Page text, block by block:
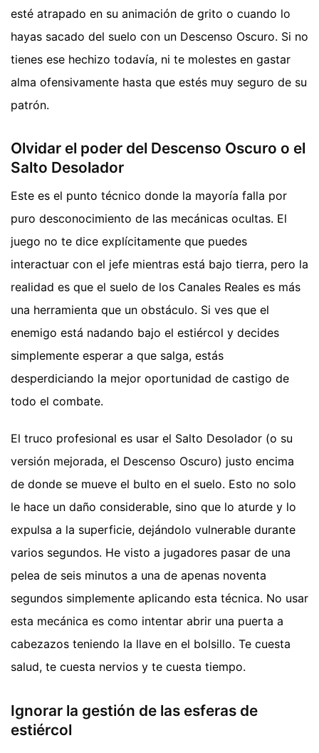
esté atrapado en su animación de grito o cuando lo
hayas sacado del suelo con un Descenso Oscuro. Si no
tienes ese hechizo todavía, ni te molestes en gastar
alma ofensivamente hasta que estés muy seguro de su
patrón.
Olvidar el poder del Descenso Oscuro o el
Salto Desolador
Este es el punto técnico donde la mayoría falla por
puro desconocimiento de las mecánicas ocultas. El
juego no te dice explícitamente que puedes
interactuar con el jefe mientras está bajo tierra, pero la
realidad es que el suelo de los Canales Reales es más
una herramienta que un obstáculo. Si ves que el
enemigo está nadando bajo el estiércol y decides
simplemente esperar a que salga, estás
desperdiciando la mejor oportunidad de castigo de
todo el combate.
El truco profesional es usar el Salto Desolador (o su
versión mejorada, el Descenso Oscuro) justo encima
de donde se mueve el bulto en el suelo. Esto no solo
le hace un daño considerable, sino que lo aturde y lo
expulsa a la superficie, dejándolo vulnerable durante
varios segundos. He visto a jugadores pasar de una
pelea de seis minutos a una de apenas noventa
segundos simplemente aplicando esta técnica. No usar
esta mecánica es como intentar abrir una puerta a
cabezazos teniendo la llave en el bolsillo. Te cuesta
salud, te cuesta nervios y te cuesta tiempo.
Ignorar la gestión de las esferas de
estiércol